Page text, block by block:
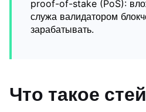
proof-of-stake (PoS):
служа валидатором
зарабатывать.
Что такое